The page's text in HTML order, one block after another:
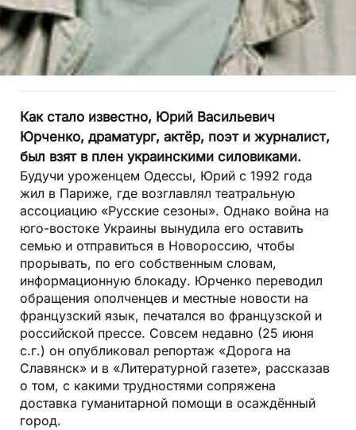
Как стало известно, Юрий Васильевич
Юрченко, драматург, актёр, поэт и журналист,
был взят в плен украинскими силовиками.
Будучи уроженцем Одессы, Юрий с 1992 года
жил в Париже, где возглавлял театральную
ассоциацию «Русские сезоны». Однако война на
юго-востоке Украины вынудила его оставить
семью и отправиться в Новороссию, чтобы
прорывать, по его собственным словам,
информационную блокаду. Юрченко переводил
обращения ополченцев и местные новости на
французский язык, печатался во французской и
российской прессе. Совсем недавно (25 июня
с.г.) он опубликовал репортаж «Дорога на
Славянск» и в «Литературной газете», рассказав
о том, с какими трудностями сопряжена
доставка гуманитарной помощи в осаждённый
город.